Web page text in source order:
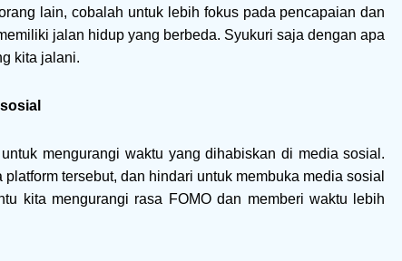
lain, cobalah untuk lebih fokus pada pencapaian dan
jalan hidup yang berbeda. Syukuri saja dengan apa
kita jalani.
mengurangi waktu yang dihabiskan di media sosial.
tersebut, dan hindari untuk membuka media sosial
kita mengurangi rasa FOMO dan memberi waktu lebih